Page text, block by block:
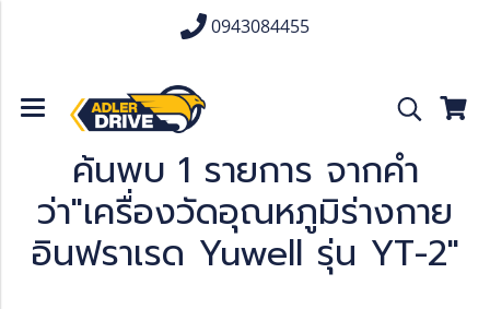
0943084455
ค้นพบ 1 รายการ จากคำ
ว่า"เครื่องวัดอุณหภูมิร่างกาย
อินฟราเรด Yuwell รุ่น YT-2"